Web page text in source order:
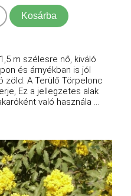
Kosárba
m szélesre nő, kiváló
és árnyékban is jól
zöld. A Terülő Törpelonc
Ez a jellegzetes alak
való használa ...